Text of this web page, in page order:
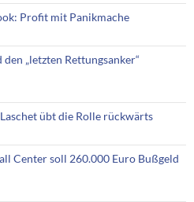
Profit mit Panikmache
„letzten Rettungsanker“
übt die Rolle rückwärts
Center soll 260.000 Euro Bußgeld